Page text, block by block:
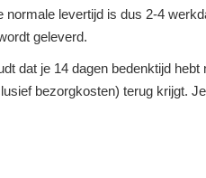
levertijd is dus 2-4
geleverd.
dat je 14 dagen bedenktijd
bezorgkosten) terug krijgt.